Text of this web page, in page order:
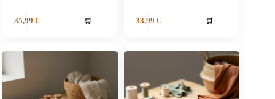
35,99 € 🛒 33,99 € 🛒